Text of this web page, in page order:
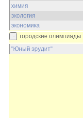
химия
экология
экономика
городские олимпиады
"Юный эрудит"